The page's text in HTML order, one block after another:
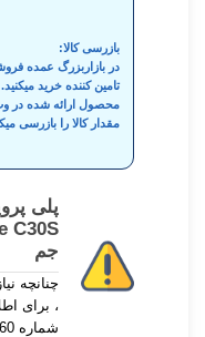
بازرسی کالا:
در بازاربزرگ عمده
تامین کننده خرید
محصول ارائه شده در
مقدار کالا را بازرسی
جم
چنانچه
، برای
شماره 26428860 تماس حاصل فرمائید